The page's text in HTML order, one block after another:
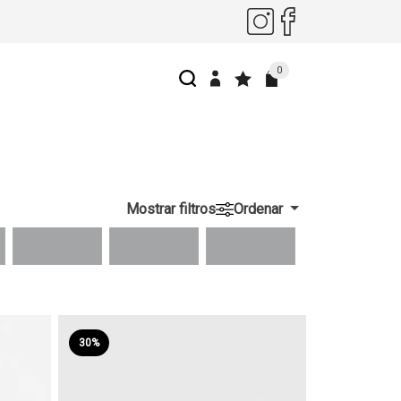
0
Mostrar filtros Ordenar
30%